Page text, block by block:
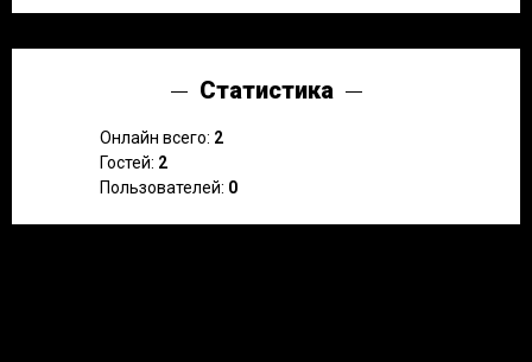
Статистика
Онлайн всего: 2
Гостей: 2
Пользователей: 0